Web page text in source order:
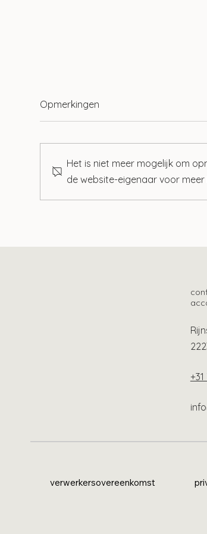
Wet tegenbewijsregeling box
Opmerkingen
Het is niet meer mogelijk om
de website-eigenaar voor meer
verwerkersovereenkomst